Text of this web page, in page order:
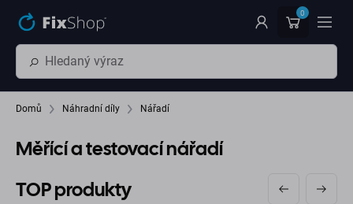
0
Domů Náhradní díly Nářadí
Měřící a testovací nářadí
TOP produkty